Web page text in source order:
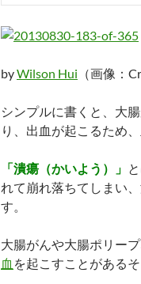
byWilson Hui （画像：
シンプルに書くと、大
り、出血が起こるため
「潰瘍（かいよう）」
れて崩れ落ちてしまい
す。
大腸がんや大腸ポリー
血 を起こすことがあるそ